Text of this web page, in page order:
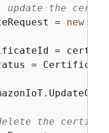
the
= new
=
=
the